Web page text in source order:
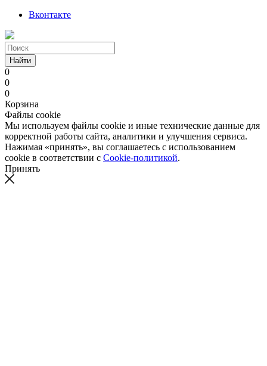
Вконтакте
Найти
0
0
0
Корзина
Файлы cookie
Мы используем файлы cookie и иные технические данные для
корректной работы сайта, аналитики и улучшения сервиса.
Нажимая «принять», вы соглашаетесь с использованием
cookie в соответствии с Cookie-политикой.
Принять